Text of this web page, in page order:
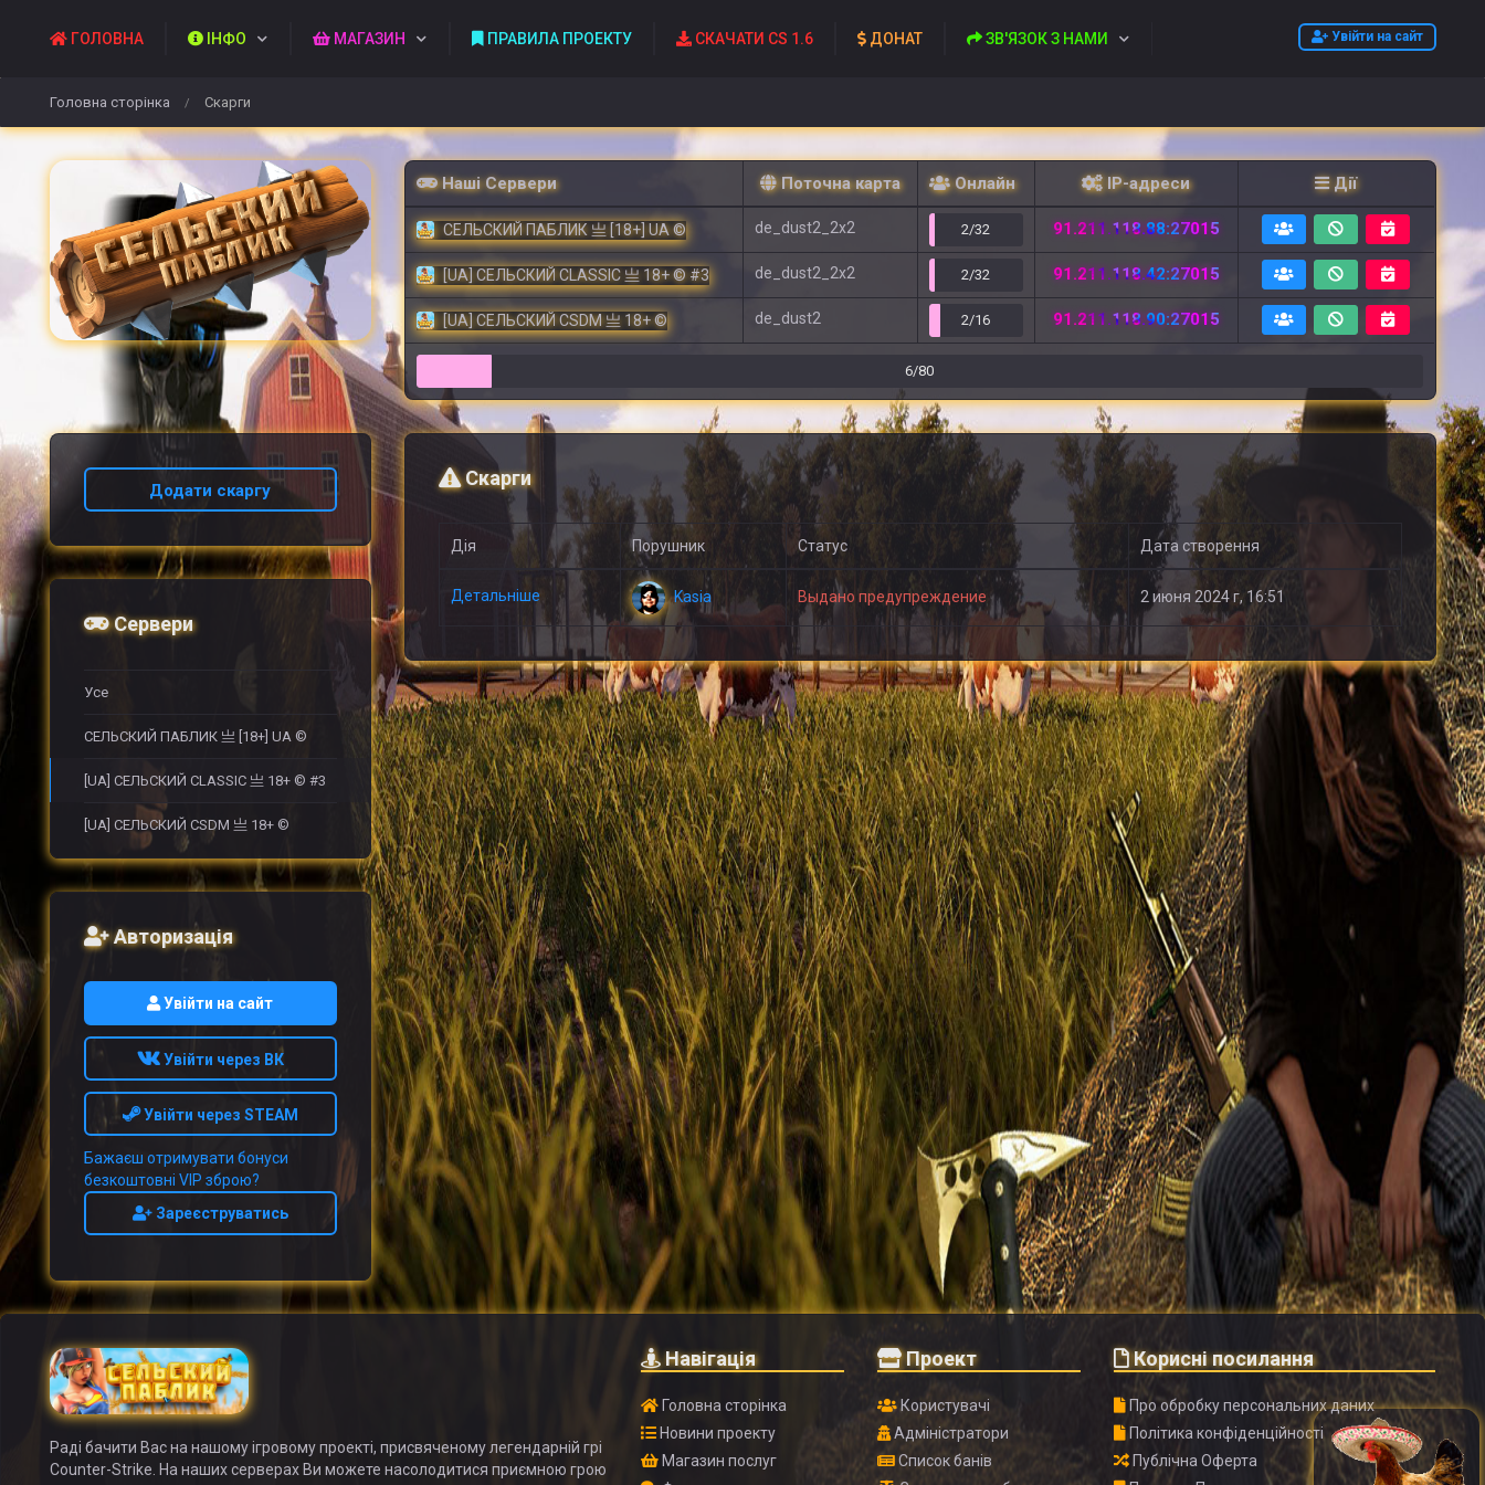
Увійти на сайт
ГОЛОВНА ІНФО МАГАЗИН ПРАВИЛА ПРОЕКТУ СКАЧАТИ CS 1.6 ДОНАТ ЗВ'ЯЗОК З НАМИ
Головна сторінка / Скарги
Наші Сервери Поточна карта Онлайн IP-адреси Дії
СЕЛЬСКИЙ ПАБЛИК 亗 [18+] UA © de_dust2_2x2 2/32 91.211.118.88:27015
[UA] СЕЛЬСКИЙ CLASSIC 亗 18+ © #3 de_dust2_2x2 2/32 91.211.118.42:27015
[UA] СЕЛЬСКИЙ CSDM 亗 18+ © de_dust2 2/16 91.211.118.90:27015
6/80
Скарги
Дія Порушник Статус Дата створення
Детальніше Kasia Выдано предупреждение 2 июня 2024 г, 16:51
Додати скаргу
Сервери
Усе
СЕЛЬСКИЙ ПАБЛИК 亗 [18+] UA ©
[UA] СЕЛЬСКИЙ CLASSIC 亗 18+ © #3
[UA] СЕЛЬСКИЙ CSDM 亗 18+ ©
Авторизація
Увійти на сайт
Увійти через ВК
Увійти через STEAM
Бажаєш отримувати бонуси
безкоштовні VIP зброю?
Зареєструватись
Раді бачити Вас на нашому ігровому проекті, присвяченому легендарній грі
Counter-Strike. На наших серверах Ви можете насолодитися приємною грою
Навігація
Головна сторінка
Новини проекту
Магазин послуг
Проект
Користувачі
Адміністратори
Список банів
Корисні посилання
Про обробку персональних даних
Політика конфіденційності
Публічна Оферта